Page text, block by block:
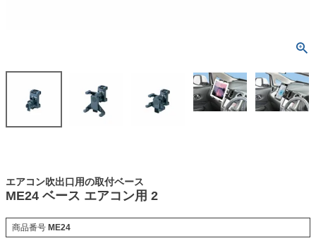
エアコン吹出口用の取付ベース
ME24 ベース エアコン用 2
商品番号 ME24